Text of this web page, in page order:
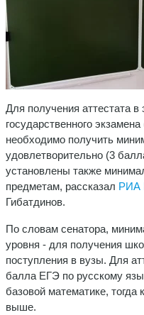
Для получения аттестата в
государственного
необходимо получить
удовлетворительно (3
установлены также
предметам, рассказал РИА
Гибатдинов.
По словам сенатора,
уровня - для получения
поступления в вузы. Для
балла ЕГЭ по русскому
базовой математике, тогда
выше.